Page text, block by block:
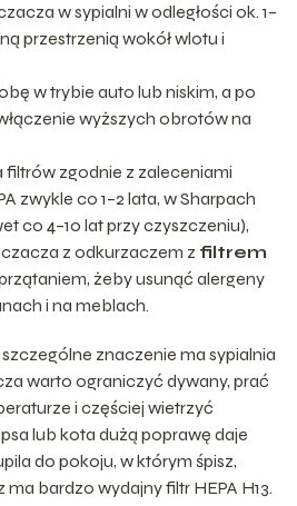
w sypialni w odległości ok. 1–
przestrzenią wokół wlotu i
w trybie auto lub niskim, a po
wyższych obrotów na
filtrów zgodnie z zaleceniami
zwykle co 1–2 lata, w Sharpach
co 4–10 lat przy czyszczeniu),
z odkurzaczem z filtrem
żeby usunąć alergeny
i na meblach.
znaczenie ma sypialnia
warto ograniczyć dywany, prać
i częściej wietrzyć
lub kota dużą poprawę daje
do pokoju, w którym śpisz,
bardzo wydajny filtr HEPA H13.